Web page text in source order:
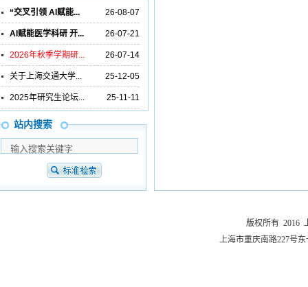
版权所有 2016
上海市重庆南路227号
“交叉引领 AI赋能... 26-08-07
AI赋能医学科研 开... 26-07-21
2026年秋季学期研... 26-07-14
关于上海交通大学... 25-12-05
2025年研究生论坛... 25-11-11
站内搜索